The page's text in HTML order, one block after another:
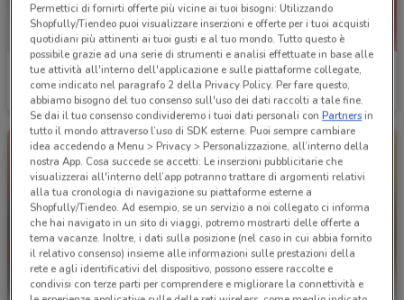
Agenzia VeraStore
Scade il 15/12 1.9 km
Agenzia VeraStore
Scade il 15/12 1.9 km
Permettici di fornirti offerte più vicine ai tuoi bisogni: Utilizzando
Shopfully/Tiendeo puoi visualizzare inserzioni e offerte per i tuoi acquisti
quotidiani più attinenti ai tuoi gusti e al tuo mondo. Tutto questo è
possibile grazie ad una serie di strumenti e analisi effettuate in base alle
tue attività all'interno dell'applicazione e sulle piattaforme collegate,
come indicato nel paragrafo 2 della Privacy Policy. Per fare questo,
abbiamo bisogno del tuo consenso sull'uso dei dati raccolti a tale fine.
Se dai il tuo consenso condivideremo i tuoi dati personali conPartnersin
tutto il mondo attraverso l’uso di SDK esterne. Puoi sempre cambiare
idea accedendo a Menu > Privacy > Personalizzazione, all’interno della
nostra App. Cosa succede se accetti: Le inserzioni pubblicitarie che
visualizzerai all'interno dell’app potranno trattare di argomenti relativi
alla tua cronologia di navigazione su piattaforme esterne a
Shopfully/Tiendeo. Ad esempio, se un servizio a noi collegato ci informa
che hai navigato in un sito di viaggi, potremo mostrarti delle offerte a
tema vacanze. Inoltre, i dati sulla posizione (nel caso in cui abbia fornito
il relativo consenso) insieme alle informazioni sulle prestazioni della
rete e agli identificativi del dispositivo, possono essere raccolte e
condivisi con terze parti per comprendere e migliorare la connettività e